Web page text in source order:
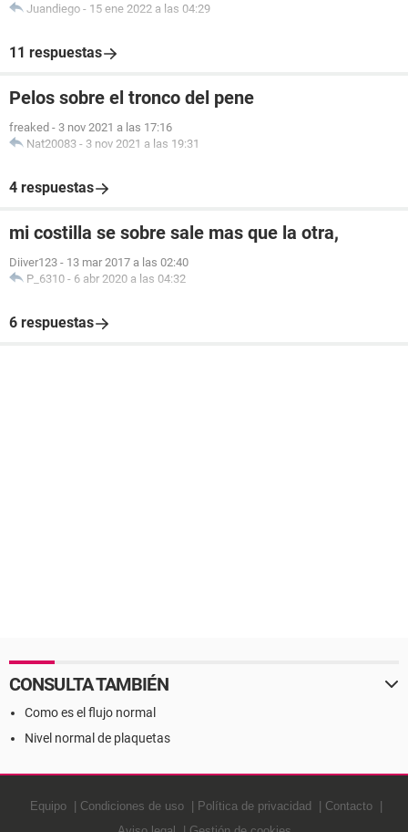
Juandiego - 15 ene 2022 a las 04:29
11 respuestas
Pelos sobre el tronco del pene
freaked - 3 nov 2021 a las 17:16
Nat20083 - 3 nov 2021 a las 19:31
4 respuestas
mi costilla se sobre sale mas que la otra,
Diiver123 - 13 mar 2017 a las 02:40
P_6310 - 6 abr 2020 a las 04:32
6 respuestas
CONSULTA TAMBIÉN
Como es el flujo normal
Nivel normal de plaquetas
Equipo Condiciones de uso Política de privacidad
Contacto